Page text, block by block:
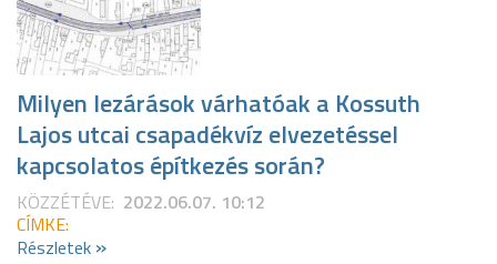
Milyen lezárások várhatóak a Kossuth
Lajos utcai csapadékvíz elvezetéssel
kapcsolatos építkezés során?
KÖZZÉTÉVE: 2022.06.07. 10:12
CÍMKE:
Részletek »